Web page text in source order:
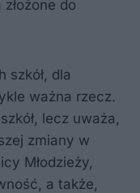
do
szkół, dla
ważna rzecz.
lecz uważa,
zmiany w
Młodzieży,
a także,